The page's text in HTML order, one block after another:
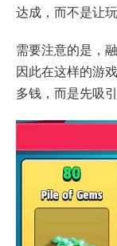
达成，而不是让
需要注意的是，
因此在这样的游
多钱，而是先吸